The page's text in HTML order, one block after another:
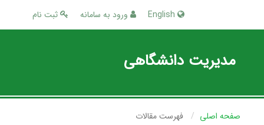
ثبت نام ورود به سامانه
مدیریت دانشگاهی
صفحه اصلی فهرست مقالات